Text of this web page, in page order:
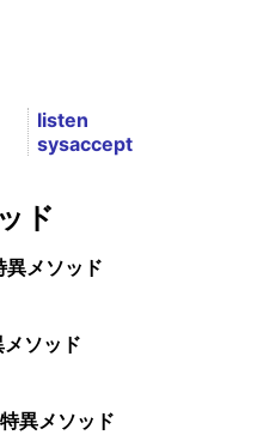
listen
sysaccept
ド
メソッド
ソッド
異メソッド